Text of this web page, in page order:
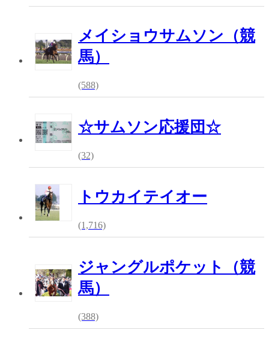
メイショウサムソン（競
馬）
(588)
☆サムソン応援団☆
(32)
トウカイテイオー
(1,716)
ジャングルポケット（競
馬）
(388)